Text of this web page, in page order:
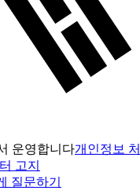
운영합니다개인정보
고지
질문하기